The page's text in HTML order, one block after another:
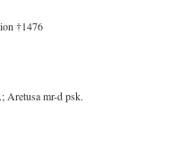
†1476
Aretusa mr-d psk.